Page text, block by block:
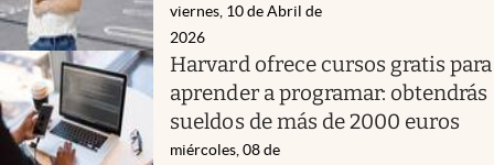
viernes, 10 de Abril de
2026
Harvard ofrece cursos gratis para
aprender a programar: obtendrás
sueldos de más de 2000 euros
miércoles, 08 de